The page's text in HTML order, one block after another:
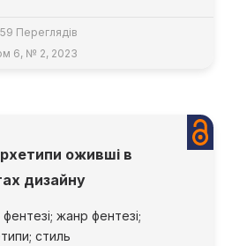
Переглядів
6, № 2, 2023
оживші в
дизайну
фентезі; жанр фентезі;
стиль